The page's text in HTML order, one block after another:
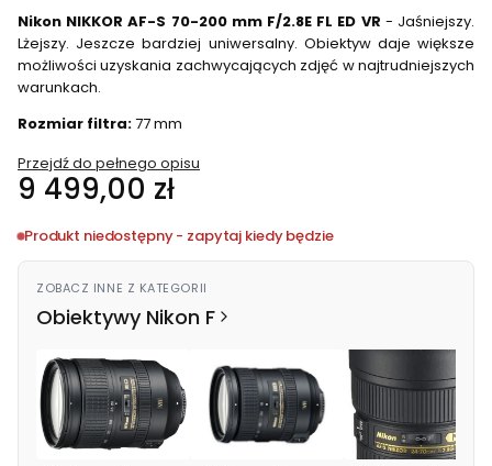
Nikon NIKKOR AF-S 70-200 mm F/2.8E FL ED VR - Jaśniejszy.
Lżejszy. Jeszcze bardziej uniwersalny. Obiektyw daje większe
możliwości uzyskania zachwycających zdjęć w najtrudniejszych
warunkach.
Rozmiar filtra:77 mm
Przejdź do pełnego opisu
Cena
9 499,00 zł
Produkt niedostępny - zapytaj kiedy będzie
ZOBACZ INNE Z KATEGORII
Obiektywy Nikon F